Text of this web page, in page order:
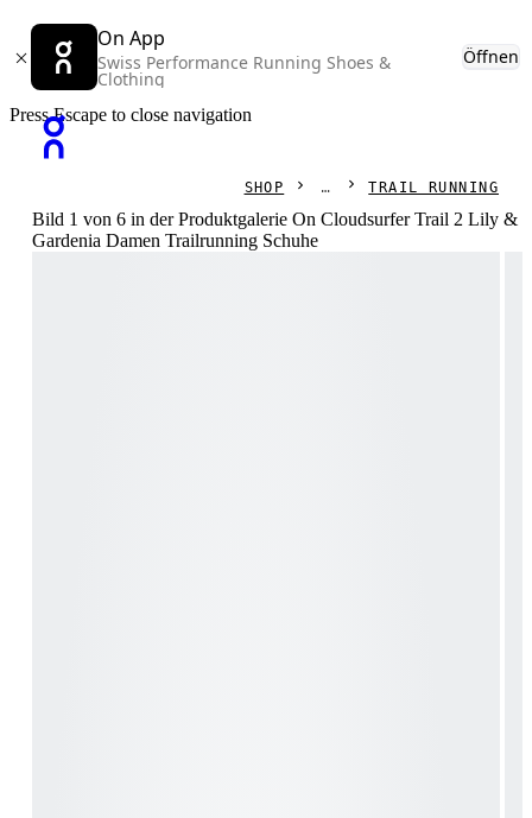
On App
Swiss Performance Running Shoes &
Clothing
Öffnen
Press Escape to close navigation
SHOP TRAIL RUNNING
Bild 1 von 6 in der Produktgalerie On Cloudsurfer Trail 2 Lily &
Gardenia Damen Trailrunning Schuhe